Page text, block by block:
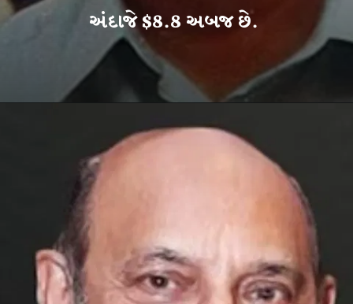
અંદાજે $8.8 અબજ છે.